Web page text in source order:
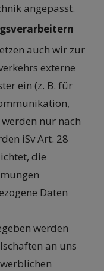
angepasst.
auch wir zur
externe
ein (z. B. für
nur nach
iSv Art. 28
die
Daten
werden
an uns